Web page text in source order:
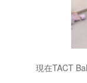
現在TACT